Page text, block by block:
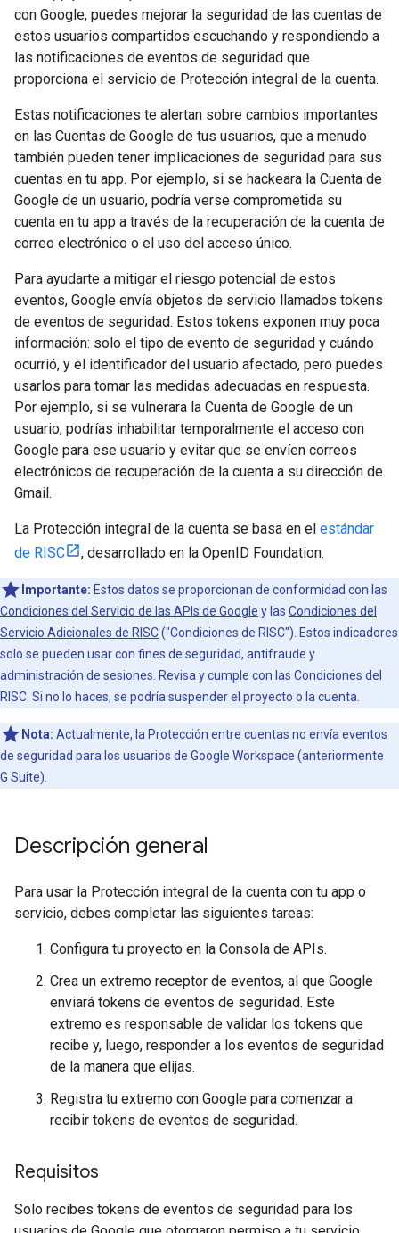
con Google, puedes mejorar la seguridad de las cuentas de
estos usuarios compartidos escuchando y respondiendo a
las notificaciones de eventos de seguridad que
proporciona el servicio de Protección integral de la cuenta.
Estas notificaciones te alertan sobre cambios importantes
en las Cuentas de Google de tus usuarios, que a menudo
también pueden tener implicaciones de seguridad para sus
cuentas en tu app. Por ejemplo, si se hackeara la Cuenta de
Google de un usuario, podría verse comprometida su
cuenta en tu app a través de la recuperación de la cuenta de
correo electrónico o el uso del acceso único.
Para ayudarte a mitigar el riesgo potencial de estos
eventos, Google envía objetos de servicio llamados tokens
de eventos de seguridad. Estos tokens exponen muy poca
información: solo el tipo de evento de seguridad y cuándo
ocurrió, y el identificador del usuario afectado, pero puedes
usarlos para tomar las medidas adecuadas en respuesta.
Por ejemplo, si se vulnerara la Cuenta de Google de un
usuario, podrías inhabilitar temporalmente el acceso con
Google para ese usuario y evitar que se envíen correos
electrónicos de recuperación de la cuenta a su dirección de
Gmail.
La Protección integral de la cuenta se basa en el estándar
de RISC
, desarrollado en la OpenID Foundation.
Importante: Estos datos se proporcionan de conformidad con las
Condiciones del Servicio de las APIs de Google y las Condiciones del
Servicio Adicionales de RISC("Condiciones de RISC"). Estos indicadores
solo se pueden usar con fines de seguridad, antifraude y
administración de sesiones. Revisa y cumple con las Condiciones del
RISC. Si no lo haces, se podría suspender el proyecto o la cuenta.
Nota: Actualmente, la Protección entre cuentas no envía eventos
de seguridad para los usuarios de Google Workspace (anteriormente
G Suite).
Descripción general
Para usar la Protección integral de la cuenta con tu app o
servicio, debes completar las siguientes tareas:
Configura tu proyecto en la Consola de APIs.
Crea un extremo receptor de eventos, al que Google
enviará tokens de eventos de seguridad. Este
extremo es responsable de validar los tokens que
recibe y, luego, responder a los eventos de seguridad
de la manera que elijas.
Registra tu extremo con Google para comenzar a
recibir tokens de eventos de seguridad.
Requisitos
Solo recibes tokens de eventos de seguridad para los